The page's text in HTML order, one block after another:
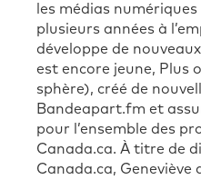
les médias
plusieurs années à
développe de
est encore jeune, Plus
sphère), créé de
Bandeapart.fm et
pour l’ensemble des
Canada.ca. À titre de
Canada.ca,